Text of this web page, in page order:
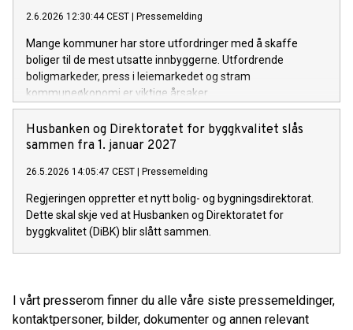
2.6.2026 12:30:44 CEST Pressemelding
Mange kommuner har store utfordringer med å skaffe
boliger til de mest utsatte innbyggerne. Utfordrende
boligmarkeder, press i leiemarkedet og stram
kommuneøkonomi er viktige årsaker.
Husbanken og Direktoratet for byggkvalitet slås
sammen fra 1. januar 2027
26.5.2026 14:05:47 CEST Pressemelding
Regjeringen oppretter et nytt bolig- og bygningsdirektorat.
Dette skal skje ved at Husbanken og Direktoratet for
byggkvalitet (DiBK) blir slått sammen.
I vårt presserom finner du alle våre siste pressemeldinger,
kontaktpersoner, bilder, dokumenter og annen relevant